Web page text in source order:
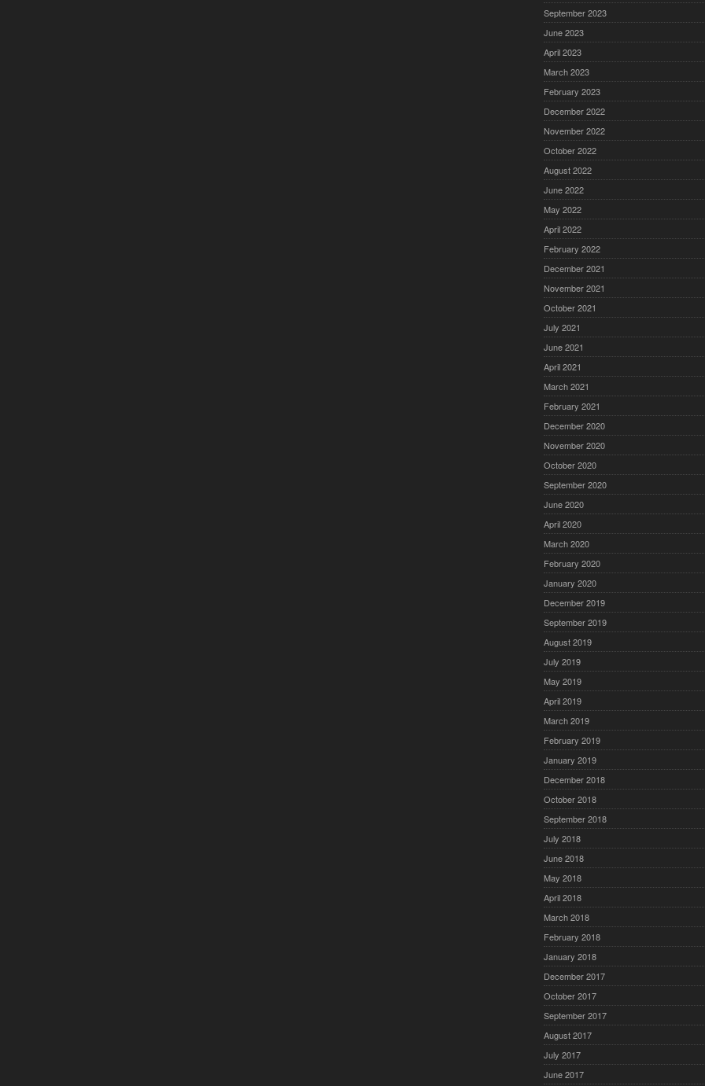
September 2023
June 2023
April 2023
March 2023
February 2023
December 2022
November 2022
October 2022
August 2022
June 2022
May 2022
April 2022
February 2022
December 2021
November 2021
October 2021
July 2021
June 2021
April 2021
March 2021
February 2021
December 2020
November 2020
October 2020
September 2020
June 2020
April 2020
March 2020
February 2020
January 2020
December 2019
September 2019
August 2019
July 2019
May 2019
April 2019
March 2019
February 2019
January 2019
December 2018
October 2018
September 2018
July 2018
June 2018
May 2018
April 2018
March 2018
February 2018
January 2018
December 2017
October 2017
September 2017
August 2017
July 2017
June 2017